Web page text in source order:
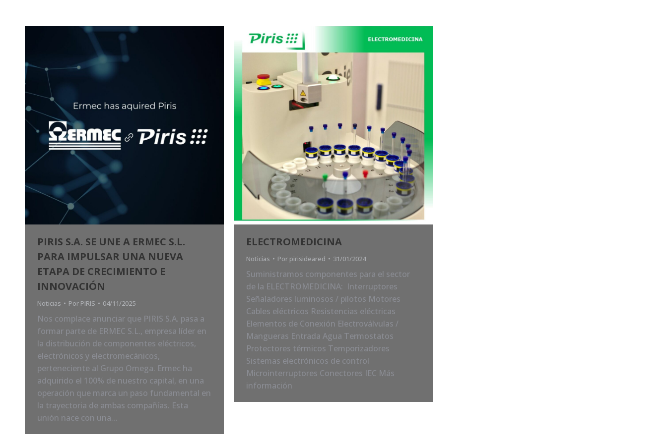
PIRIS S.A. SE UNE A ERMEC S.L.
PARA IMPULSAR UNA NUEVA
ETAPA DE CRECIMIENTO E
INNOVACIÓN
Noticias Por PIRIS 04/11/2025
Nos complace anunciar que PIRIS S.A. pasa a
formar parte de ERMEC S.L., empresa líder en
la distribución de componentes eléctricos,
electrónicos y electromecánicos,
perteneciente al Grupo Omega. Ermec ha
adquirido el 100% de nuestro capital, en una
operación que marca un paso fundamental en
la trayectoria de ambas compañías. Esta
unión nace con una…
ELECTROMEDICINA
Noticias Por pirisideared 31/01/2024
Suministramos componentes para el sector
de la ELECTROMEDICINA: Interruptores
Señaladores luminosos / pilotos Motores
Cables eléctricos Resistencias eléctricas
Elementos de Conexión Electroválvulas /
Mangueras Entrada Agua Termostatos
Protectores térmicos Temporizadores
Sistemas electrónicos de control
Microinterruptores Conectores IEC Más
información